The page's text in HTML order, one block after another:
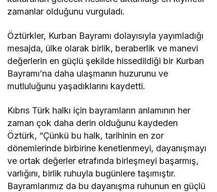
zamanlar olduğunu vurguladı.
Öztürkler, Kurban Bayramı dolayısıyla yayımladığı
mesajda, ülke olarak birlik, beraberlik ve manevi
değerlerin en güçlü şekilde hissedildiği bir Kurban
Bayramı’na daha ulaşmanın huzurunu ve
mutluluğunu yaşadıklarını kaydetti.
Kıbrıs Türk halkı için bayramların anlamının her
zaman çok daha derin olduğunu kaydeden
Öztürk, “Çünkü bu halk, tarihinin en zor
dönemlerinde birbirine kenetlenmeyi, dayanışmayı
ve ortak değerler etrafında birleşmeyi başarmış,
varlığını, birlik ruhuyla bugünlere taşımıştır.
Bayramlarımız da bu dayanışma ruhunun en güçlü